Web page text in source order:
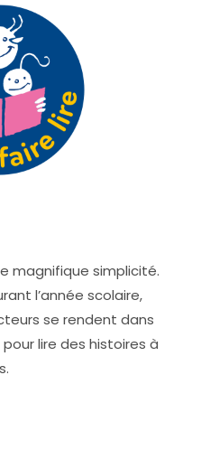
magnifique simplicité.
l’année scolaire,
se rendent dans
lire des histoires à